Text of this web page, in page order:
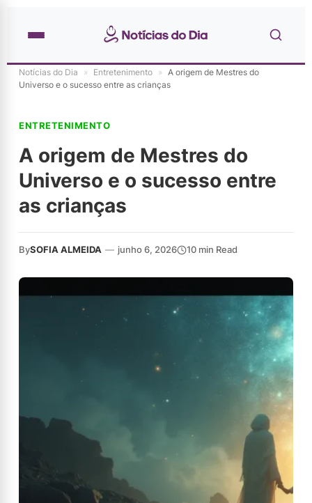
Notícias do Dia » Entretenimento » A origem de Mestres do
Universo e o sucesso entre as crianças
ENTRETENIMENTO
A origem de Mestres do
Universo e o sucesso entre
as crianças
BySOFIA ALMEIDA — junho 6, 2026 10 min Read